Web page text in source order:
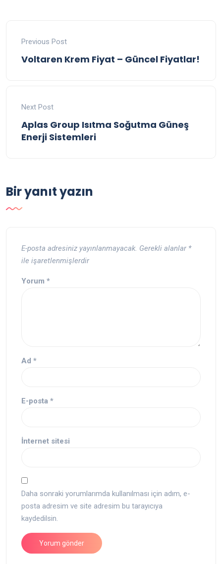
Previous Post
Voltaren Krem Fiyat – Güncel Fiyatlar!
Next Post
Aplas Group Isıtma Soğutma Güneş
Enerji Sistemleri
Bir yanıt yazın
E-posta adresiniz yayınlanmayacak. Gerekli alanlar *
ile işaretlenmişlerdir
Yorum *
Ad *
E-posta *
İnternet sitesi
Daha sonraki yorumlarımda kullanılması için adım, e-
posta adresim ve site adresim bu tarayıcıya
kaydedilsin.